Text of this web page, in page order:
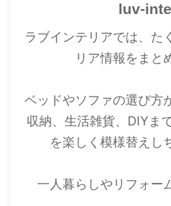
luv-
ラブインテリアでは、た
リア情報をまと
ベッドやソファの選び方
収納、生活雑貨、DIYま
を楽しく模様替えし
一人暮らしやリフォー